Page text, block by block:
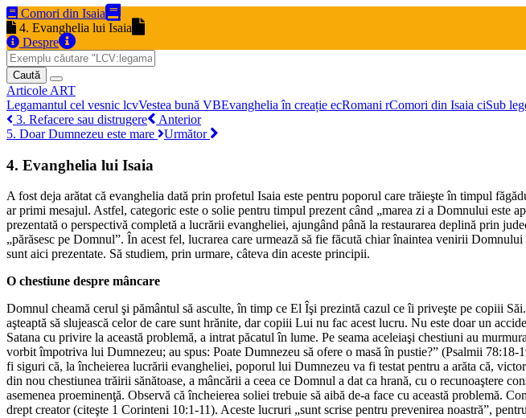
Comori din Isaia
4. Evanghelia lui Isaia
Despre
Caută
Articole ART
Legamantul cel vesnic lcvVestea bună VBEvanghelia în creație ecRomani rComori din Isaia ciSub
3. Refacere sau distrugere
Anterior
5. Doar Dumnezeu este mare
Următor
4. Evanghelia lui Isaia
A fost deja arătat că evanghelia dată prin profetul Isaia este pentru poporul care trăieşte în timpul
ar primi mesajul. Astfel, categoric este o solie pentru timpul prezent când „marea zi a Domnului este
prezentată o perspectivă completă a lucrării evangheliei, ajungând până la restaurarea deplină prin
„părăsesc pe Domnul”. În acest fel, lucrarea care urmează să fie făcută chiar înaintea venirii
sunt aici prezentate. Să studiem, prin urmare, câteva din aceste principii.
O chestiune despre mâncare
Domnul cheamă cerul şi pământul să asculte, în timp ce El Îşi prezintă cazul ce îi priveşte pe copiii
aşteaptă să slujească celor de care sunt hrănite, dar copiii Lui nu fac acest lucru. Nu este doar un
Satana cu privire la această problemă, a intrat păcatul în lume. Pe seama aceleiaşi chestiuni au
vorbit împotriva lui Dumnezeu; au spus: Poate Dumnezeu să ofere o masă în pustie?” (Psalmii
fi siguri că, la încheierea lucrării evangheliei, poporul lui Dumnezeu va fi testat pentru a arăta că,
din nou chestiunea trăirii sănătoase, a mâncării a ceea ce Domnul a dat ca hrană, cu o recunoaştere
asemenea proeminenţă. Observă că încheierea soliei trebuie să aibă de-a face cu această problemă.
drept creator (citeşte 1 Corinteni 10:1-11). Aceste lucruri „sunt scrise pentru prevenirea noastră”,